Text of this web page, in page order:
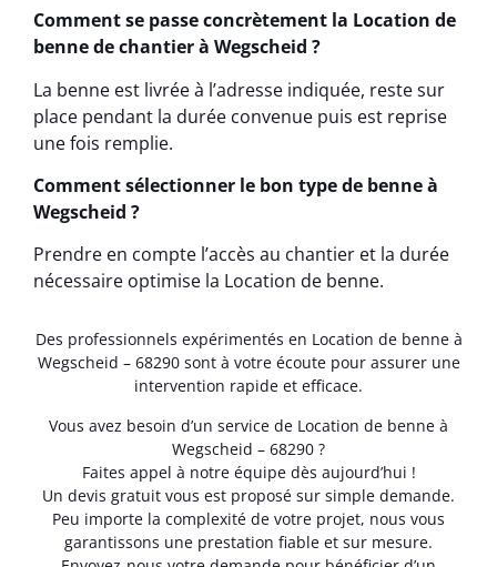
Comment se passe concrètement la Location de
benne de chantier à Wegscheid ?
La benne est livrée à l’adresse indiquée, reste sur
place pendant la durée convenue puis est reprise
une fois remplie.
Comment sélectionner le bon type de benne à
Wegscheid ?
Prendre en compte l’accès au chantier et la durée
nécessaire optimise la Location de benne.
Des professionnels expérimentés en Location de benne à
Wegscheid – 68290 sont à votre écoute pour assurer une
intervention rapide et efficace.
Vous avez besoin d’un service de Location de benne à
Wegscheid – 68290 ?
Faites appel à notre équipe dès aujourd’hui !
Un devis gratuit vous est proposé sur simple demande.
Peu importe la complexité de votre projet, nous vous
garantissons une prestation fiable et sur mesure.